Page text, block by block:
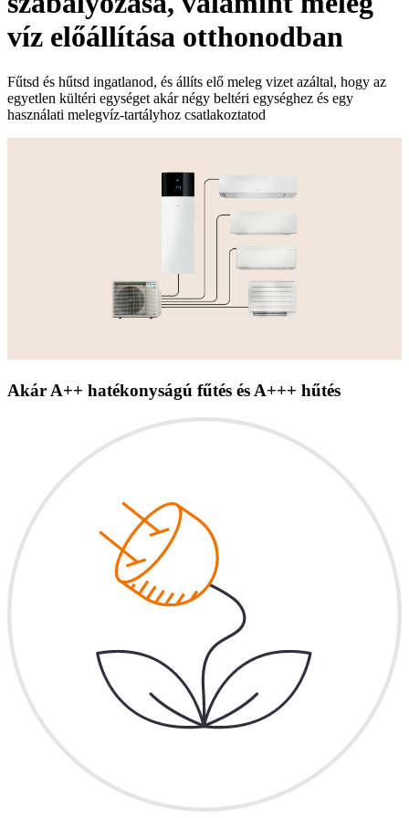
víz előállítása otthonodban
Fűtsd és hűtsd ingatlanod, és állíts elő meleg vizet azáltal, hogy az
egyetlen kültéri egységet akár négy beltéri egységhez és egy
használati melegvíz-tartályhoz csatlakoztatod
Akár A++ hatékonyságú fűtés és A+++ hűtés